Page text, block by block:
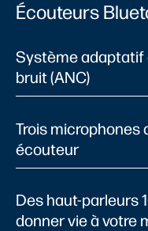
Écouteurs
Système adaptatif
bruit (ANC)
Trois
écouteur
Des haut-parleurs
donner vie à votre